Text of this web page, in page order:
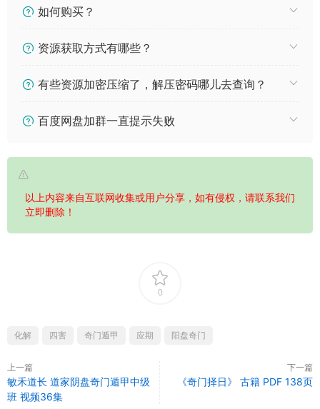
如何购买？
资源获取方式有哪些？
有些资源加密压缩了，解压密码哪儿去查询？
百度网盘加群一直提示失败
以上内容来自互联网收集或用户分享，如有侵权，请联系我们
立即删除！
0
化解 四害 奇门遁甲 应期 阳盘奇门
上一篇
敏禾道长 道家阴盘奇门遁甲中级
班 视频36集
下一篇
《奇门择日》 古籍 PDF 138页